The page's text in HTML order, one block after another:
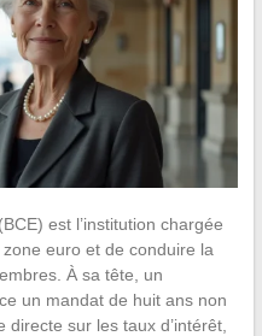
est l’institution chargée
euro et de conduire la
À sa tête, un
un mandat de huit ans non
sur les taux d’intérêt,